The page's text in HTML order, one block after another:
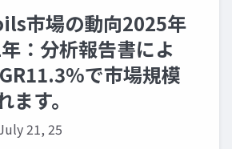
市場の動向2025年
：分析報告書によ
で市場規模
ます。
21, 25